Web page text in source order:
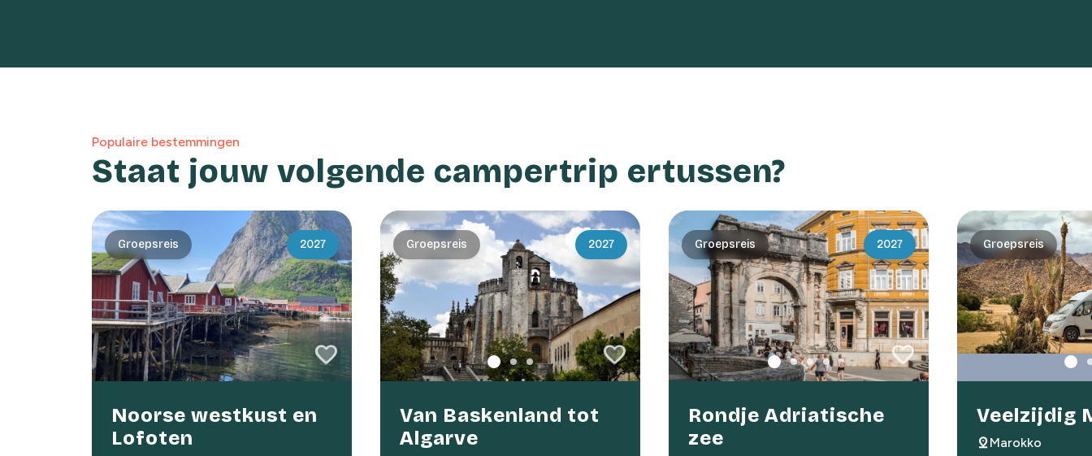
Populaire bestemmingen
Staat jouw volgende campertrip ertussen?
Groepsreis 2027
favorite
favorite
Noorse westkust en
Lofoten
Groepsreis 2027
favorite
favorite
Van Baskenland tot
Algarve
Groepsreis 2027
favorite
favorite
Rondje Adriatische
zee
Groepsreis
Veelzijdig
pin_dropMarokko